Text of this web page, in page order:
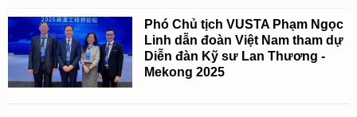
Phó Chủ tịch VUSTA Phạm Ngọc
Linh dẫn đoàn Việt Nam tham dự
Diễn đàn Kỹ sư Lan Thương -
Mekong 2025